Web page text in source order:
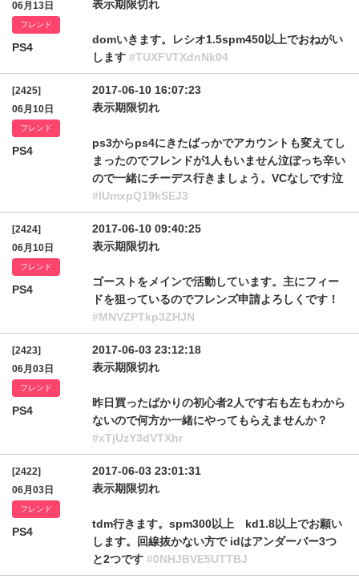
06月13日
フレンド
PS4
表示期限切れ
domいきます。レシオ1.5spm450以上でおねがい
します #TUXFVTXdnNk04
[2425]
06月10日
フレンド
PS4
2017-06-10 16:07:23
表示期限切れ
ps3からps4にきたばっかでアカウントも変えてし
まったのでフレンドが1人もいません泣ぼっち辛い
ので一緒にチーデス行きましょう。VCなしです泣
#lUmxpQ19kSEJ3
[2424]
06月10日
フレンド
PS4
2017-06-10 09:40:25
表示期限切れ
ゴーストをメインで活動しています。主にフィー
ドを狙っているのでフレンズ申請よろしくです！
#MNVZPTkp3ZHJN
[2423]
06月03日
フレンド
PS4
2017-06-03 23:12:18
表示期限切れ
昨日買ったばかりの初心者2人です右も左もわから
ないので何方か一緒にやってもらえませんか？
#xTjUzY3dVTXhr
[2422]
06月03日
フレンド
PS4
2017-06-03 23:01:31
表示期限切れ
tdm行きます。spm300以上 kd1.8以上でお願い
します。回線抜かない方で idはアンダーバー3つ
と2つです #0NHJBVE5UTTBJ